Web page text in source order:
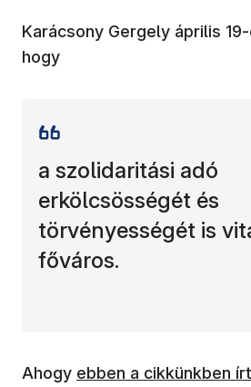
Karácsony Gergely április
hogy
a szolidaritási adó
erkölcsösségét és
törvényességét is
főváros.
Ahogy (új ablakban nyílik
ebben a cikkünkben